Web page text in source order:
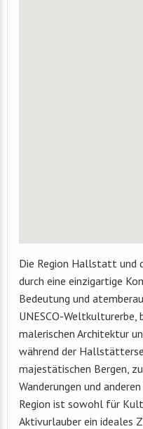
Die Region Hallstatt
durch eine einzigartige
Bedeutung und
UNESCO-Weltkulturerbe,
malerischen Architektur
während der
majestätischen Bergen,
Wanderungen und
Region ist sowohl für
Aktivurlauber ein ideales